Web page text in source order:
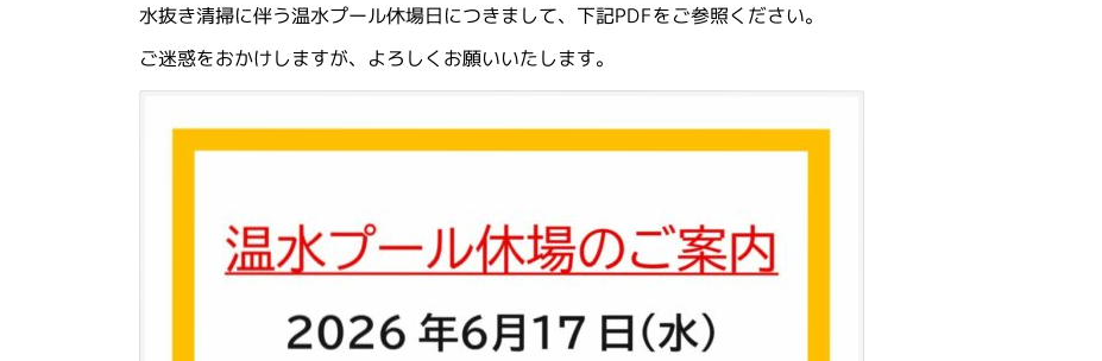
水抜き清掃に伴う温水プール休場日につきまして、下記PDFをご参照ください。
ご迷惑をおかけしますが、よろしくお願いいたします。